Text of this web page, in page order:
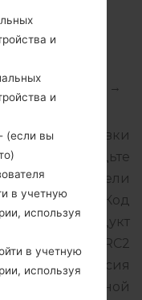
-
2016
J710MN
→
прошивки
но не забудьте
номер модели
SM-J710MN. Код
Продукт
MODEM версия
операционной
и
и
(если вы
в учетную
используя
в учетную
используя